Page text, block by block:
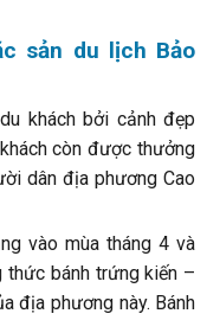
sản du lịch Bảo
khách bởi cảnh đẹp
còn được thưởng
dân địa phương Cao
vào mùa tháng 4 và
thức bánh trứng kiến –
địa phương này. Bánh